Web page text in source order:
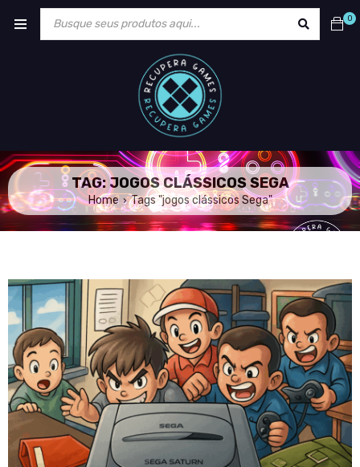
0
TAG: JOGOS CLÁSSICOS SEGA
Home › Tags "jogos clássicos Sega"